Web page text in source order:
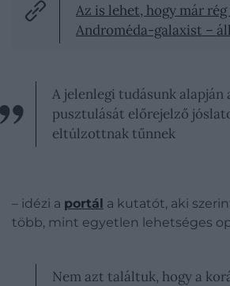
Az is lehet, hogy már
Androméda-galaxist –
A jelenlegi tudásunk alapján
pusztulását előrejelző
eltúlzottnak tűnnek
– idézi a portál a kutatót, aki
több, mint egyetlen lehetséges
Nem azt találtuk, hogy a